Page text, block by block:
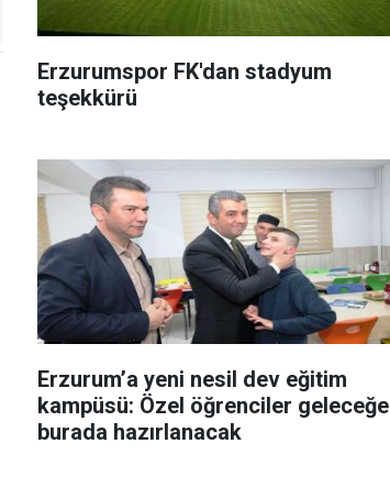
Erzurumspor FK'dan stadyum
teşekkürü
Erzurum’a yeni nesil dev eğitim
kampüsü: Özel öğrenciler geleceğe
burada hazırlanacak